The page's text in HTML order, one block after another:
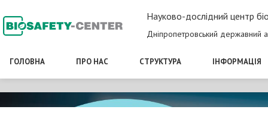
Науково-дослідний центр
Дніпропетровський державний
ГОЛОВНА ПРО НАС СТРУКТУРА ІНФОРМАЦІЯ